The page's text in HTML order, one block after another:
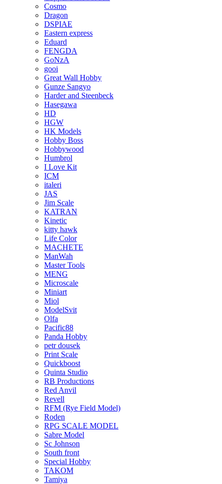
Cosmo
Dragon
DSPIAE
Eastern express
Eduard
FENGDA
GoNzA
gooi
Great Wall Hobby
Gunze Sangyo
Harder and Steenbeck
Hasegawa
HD
HGW
HK Models
Hobby Boss
Hobbywood
Humbrol
I Love Kit
ICM
italeri
JAS
Jim Scale
KATRAN
Kinetic
kitty hawk
Life Color
MACHETE
ManWah
Master Tools
MENG
Microscale
Miniart
Miol
ModelSvit
Olfa
Pacific88
Panda Hobby
petr dousek
Print Scale
Quickboost
Quinta Studio
RB Productions
Red Anvil
Revell
RFM (Rye Field Model)
Roden
RPG SCALE MODEL
Sabre Model
Sc Johnson
South front
Special Hobby
TAKOM
Tamiya